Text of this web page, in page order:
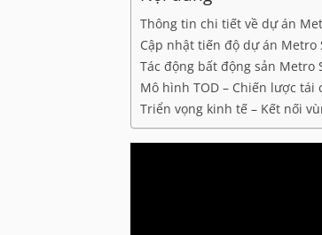
Thông tin chi tiết về dự án
Cập nhật tiến độ dự án Metro
Tác động bất động sản Metro
Mô hình TOD – Chiến lược tái
Triển vọng kinh tế – Kết nối